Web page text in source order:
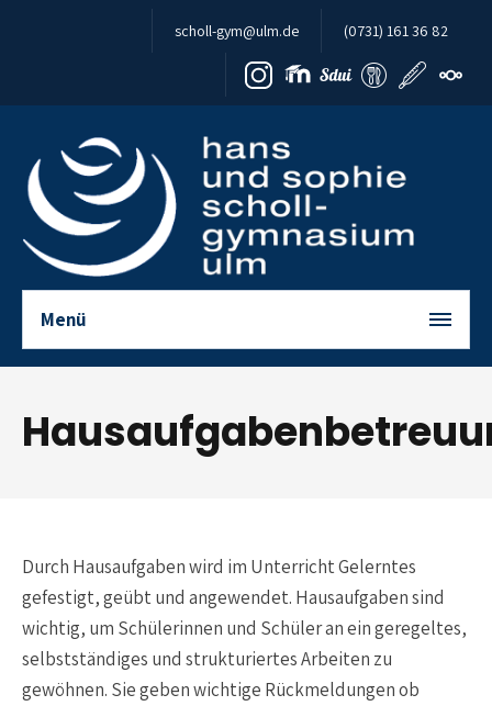
Zum Inhalt springen
scholl-gym@ulm.de (0731) 161 36 82
Menü
Durch Hausaufgaben wird im Unterricht Gelerntes
gefestigt, geübt und angewendet. Hausaufgaben sind
wichtig, um Schülerinnen und Schüler an ein geregeltes,
selbstständiges und strukturiertes Arbeiten zu
gewöhnen. Sie geben wichtige Rückmeldungen ob